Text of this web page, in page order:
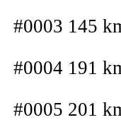
#0003 145
#0004 191
#0005 201